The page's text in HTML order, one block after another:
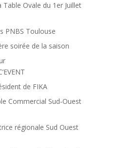
Ovale du 1er Juillet
PNBS Toulouse
soirée de la saison
de FIKA
Commercial Sud-Ouest
régionale Sud Ouest